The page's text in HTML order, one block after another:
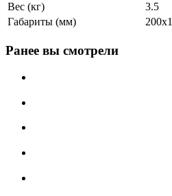
Вес (кг)
3.5
Габариты (мм)
Ранее вы смотрели